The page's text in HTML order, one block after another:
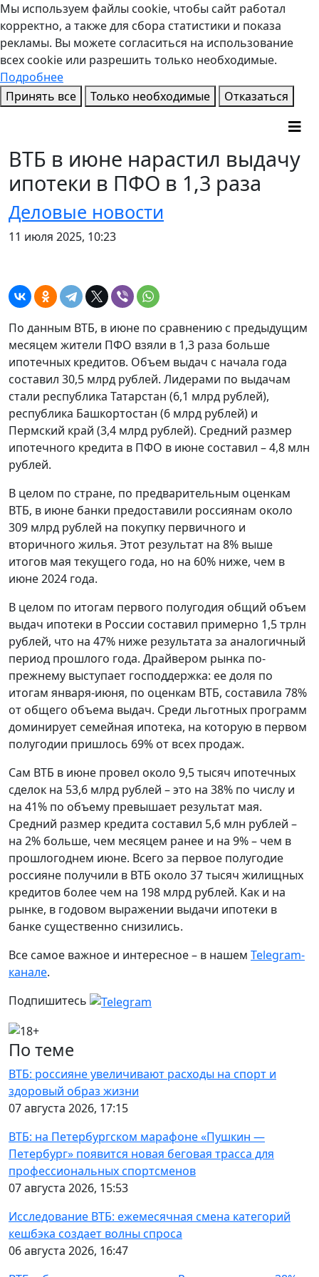
Мы используем файлы cookie, чтобы сайт работал
корректно, а также для сбора статистики и показа
рекламы. Вы можете согласиться на использование
всех cookie или разрешить только необходимые.
Подробнее
Принять все
Только необходимые Отказаться
ВТБ в июне нарастил выдачу
ипотеки в ПФО в 1,3 раза
Деловые новости
11 июля 2025, 10:23
По данным ВТБ, в июне по сравнению с предыдущим
месяцем жители ПФО взяли в 1,3 раза больше
ипотечных кредитов. Объем выдач с начала года
составил 30,5 млрд рублей. Лидерами по выдачам
стали республика Татарстан (6,1 млрд рублей),
республика Башкортостан (6 млрд рублей) и
Пермский край (3,4 млрд рублей). Средний размер
ипотечного кредита в ПФО в июне составил – 4,8 млн
рублей.
В целом по стране, по предварительным оценкам
ВТБ, в июне банки предоставили россиянам около
309 млрд рублей на покупку первичного и
вторичного жилья. Этот результат на 8% выше
итогов мая текущего года, но на 60% ниже, чем в
июне 2024 года.
В целом по итогам первого полугодия общий объем
выдач ипотеки в России составил примерно 1,5 трлн
рублей, что на 47% ниже результата за аналогичный
период прошлого года. Драйвером рынка по-
прежнему выступает господдержка: ее доля по
итогам января-июня, по оценкам ВТБ, составила 78%
от общего объема выдач. Среди льготных программ
доминирует семейная ипотека, на которую в первом
полугодии пришлось 69% от всех продаж.
Сам ВТБ в июне провел около 9,5 тысяч ипотечных
сделок на 53,6 млрд рублей – это на 38% по числу и
на 41% по объему превышает результат мая.
Средний размер кредита составил 5,6 млн рублей –
на 2% больше, чем месяцем ранее и на 9% – чем в
прошлогоднем июне. Всего за первое полугодие
россияне получили в ВТБ около 37 тысяч жилищных
кредитов более чем на 198 млрд рублей. Как и на
рынке, в годовом выражении выдачи ипотеки в
банке существенно снизились.
Все самое важное и интересное – в нашем Telegram-
канале.
Подпишитесь
По теме
ВТБ: россияне увеличивают расходы на спорт и
здоровый образ жизни
07 августа 2026, 17:15
ВТБ: на Петербургском марафоне «Пушкин —
Петербург» появится новая беговая трасса для
профессиональных спортсменов
07 августа 2026, 15:53
Исследование ВТБ: ежемесячная смена категорий
кешбэка создает волны спроса
06 августа 2026, 16:47